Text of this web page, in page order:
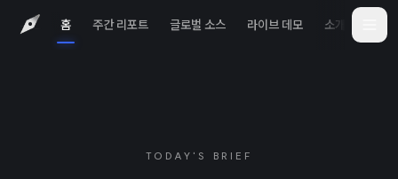
홈 주간 리포트 글로벌 소스 라이브 데모 소개
TODAY'S BRIEF